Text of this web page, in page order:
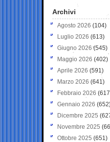
Archivi
Agosto 2026 (104)
Luglio 2026 (613)
Giugno 2026 (545)
Maggio 2026 (402)
Aprile 2026 (591)
Marzo 2026 (641)
Febbraio 2026
Gennaio 2026
Dicembre 2025
Novembre 2025
Ottobre 2025 (651)